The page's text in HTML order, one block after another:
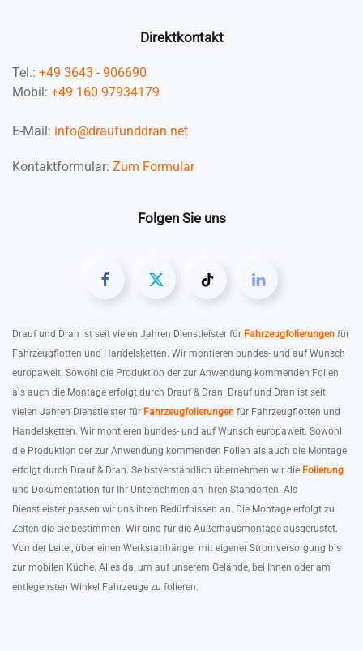
Direktkontakt
Tel.: +49 3643 - 906690
Mobil: +49 160 97934179
E-Mail: info@draufunddran.net
Kontaktformular: Zum Formular
Folgen Sie uns
Drauf und Dran ist seit vielen Jahren Dienstleister für Fahrzeugfolierungen für
Fahrzeugflotten und Handelsketten. Wir montieren bundes- und auf Wunsch
europaweit. Sowohl die Produktion der zur Anwendung kommenden Folien
als auch die Montage erfolgt durch Drauf & Dran. Drauf und Dran ist seit
vielen Jahren Dienstleister für Fahrzeugfolierungen für Fahrzeugflotten und
Handelsketten. Wir montieren bundes- und auf Wunsch europaweit. Sowohl
die Produktion der zur Anwendung kommenden Folien als auch die Montage
erfolgt durch Drauf & Dran. Selbstverständlich übernehmen wir die Folierung
und Dokumentation für Ihr Unternehmen an ihren Standorten. Als
Dienstleister passen wir uns ihren Bedürfnissen an. Die Montage erfolgt zu
Zeiten die sie bestimmen. Wir sind für die Außerhausmontage ausgerüstet.
Von der Leiter, über einen Werkstatthänger mit eigener Stromversorgung bis
zur mobilen Küche. Alles da, um auf unserem Gelände, bei Ihnen oder am
entlegensten Winkel Fahrzeuge zu folieren.